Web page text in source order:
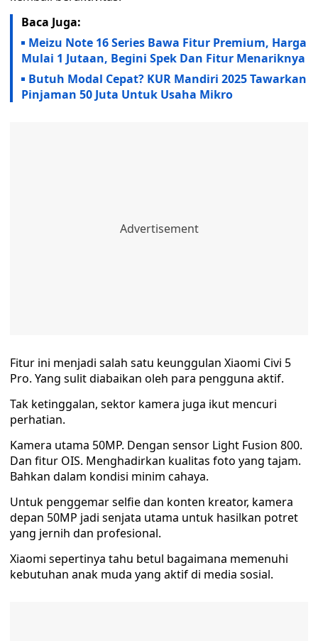
Baca Juga:
Meizu Note 16 Series Bawa Fitur Premium, Harga
Mulai 1 Jutaan, Begini Spek Dan Fitur Menariknya
Butuh Modal Cepat? KUR Mandiri 2025 Tawarkan
Pinjaman 50 Juta Untuk Usaha Mikro
Fitur ini menjadi salah satu keunggulan Xiaomi Civi 5
Pro. Yang sulit diabaikan oleh para pengguna aktif.
Tak ketinggalan, sektor kamera juga ikut mencuri
perhatian.
Kamera utama 50MP. Dengan sensor Light Fusion 800.
Dan fitur OIS. Menghadirkan kualitas foto yang tajam.
Bahkan dalam kondisi minim cahaya.
Untuk penggemar selfie dan konten kreator, kamera
depan 50MP jadi senjata utama untuk hasilkan potret
yang jernih dan profesional.
Xiaomi sepertinya tahu betul bagaimana memenuhi
kebutuhan anak muda yang aktif di media sosial.